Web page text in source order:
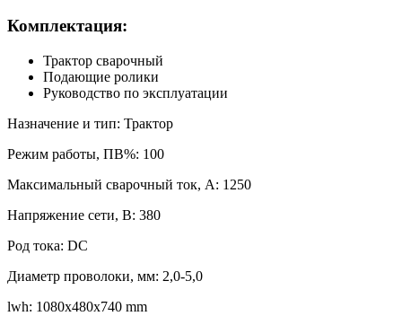
Комплектация:
Трактор сварочный
Подающие ролики
Руководство по эксплуатации
Назначение и тип: Трактор
Режим работы, ПВ%: 100
Максимальный сварочный ток, А: 1250
Напряжение сети, В: 380
Род тока: DC
Диаметр проволоки, мм: 2,0-5,0
lwh: 1080x480x740 mm